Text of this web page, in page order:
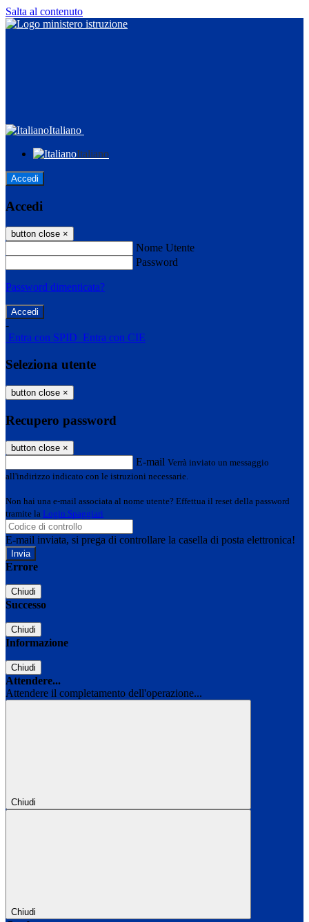
Salta al contenuto
Italiano
Italiano
Accedi
Accedi
button close ×
Nome Utente
Password
Password dimenticata?
-
Entra con SPID Entra con CIE
Seleziona utente
button close ×
Recupero password
button close ×
E-mail Verrà inviato un messaggio
all'indirizzo indicato con le istruzioni necessarie.
Non hai una e-mail associata al nome utente? Effettua il reset della password
tramite la Login Spaggiari
E-mail inviata, si prega di controllare la casella di posta elettronica!
Errore
Chiudi
Successo
Chiudi
Informazione
Chiudi
Attendere...
Attendere il completamento dell'operazione...
Chiudi
Chiudi